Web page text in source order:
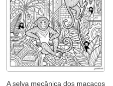
A selva mecânica dos macacos